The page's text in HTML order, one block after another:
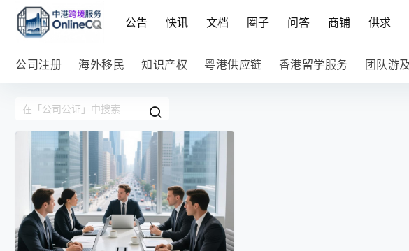
公告 快讯 文档 圈子 问答 商铺 供求
公司注册 海外移民 知识产权 粤港供应链 香港留学服务 团队游